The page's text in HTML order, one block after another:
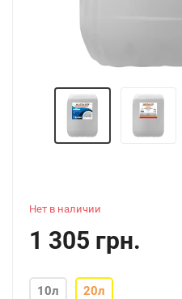
Нет в наличии
1 305 грн.
10л 20л